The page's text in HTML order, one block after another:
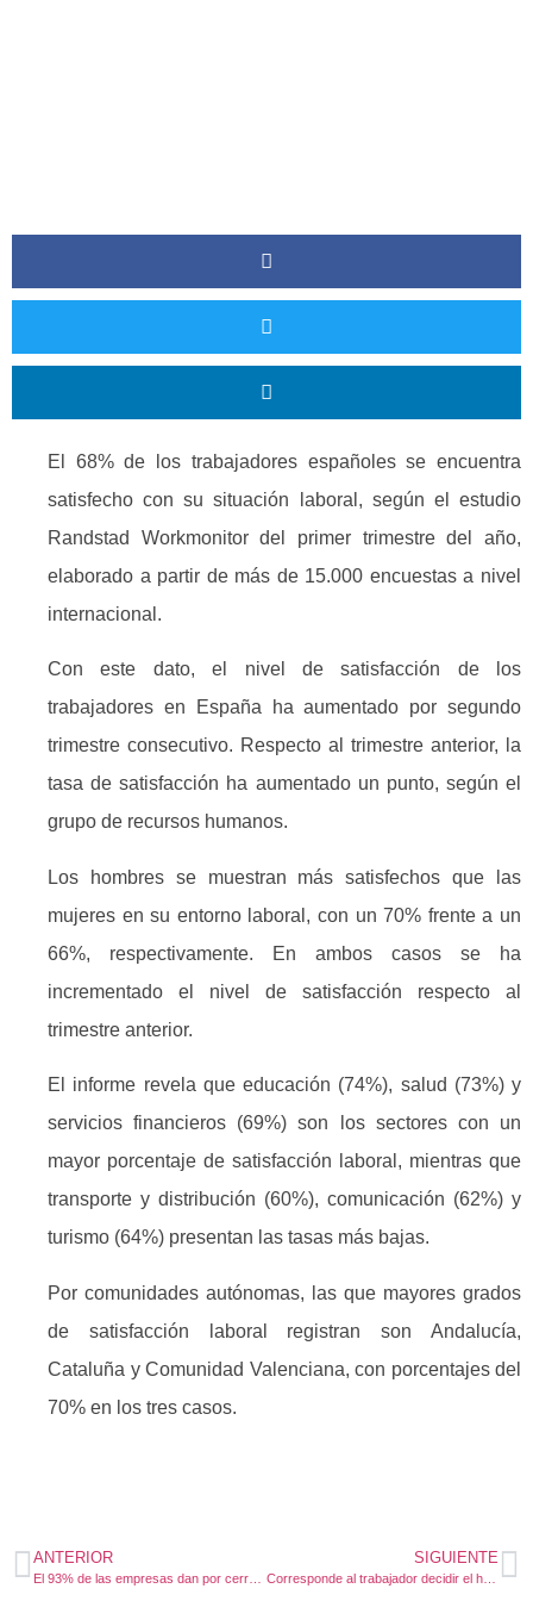
El 68% de los trabajadores españoles se encuentra
satisfecho con su situación laboral, según el estudio
Randstad Workmonitor del primer trimestre del año,
elaborado a partir de más de 15.000 encuestas a nivel
internacional.
Con este dato, el nivel de satisfacción de los
trabajadores en España ha aumentado por segundo
trimestre consecutivo. Respecto al trimestre anterior, la
tasa de satisfacción ha aumentado un punto, según el
grupo de recursos humanos.
Los hombres se muestran más satisfechos que las
mujeres en su entorno laboral, con un 70% frente a un
66%, respectivamente. En ambos casos se ha
incrementado el nivel de satisfacción respecto al
trimestre anterior.
El informe revela que educación (74%), salud (73%) y
servicios financieros (69%) son los sectores con un
mayor porcentaje de satisfacción laboral, mientras que
transporte y distribución (60%), comunicación (62%) y
turismo (64%) presentan las tasas más bajas.
Por comunidades autónomas, las que mayores grados
de satisfacción laboral registran son Andalucía,
Cataluña y Comunidad Valenciana, con porcentajes del
70% en los tres casos.
ANTERIOR SIGUIENTE
Corresponde al trabajador decidir el horario de su reducción laboral